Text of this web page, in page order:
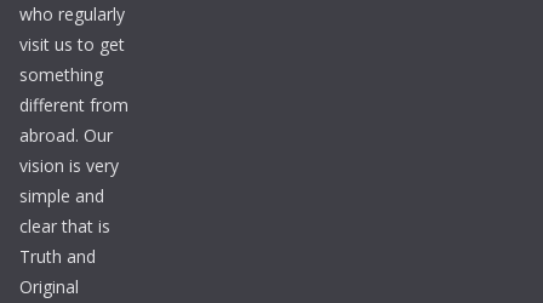
who regularly
visit us to get
something
different from
abroad. Our
vision is very
simple and
clear that is
Truth and
Original